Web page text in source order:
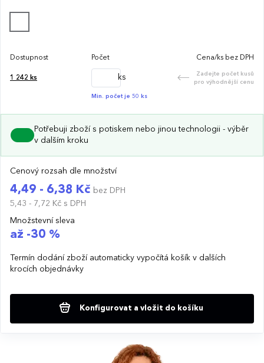
Dostupnost Počet Cena/ks bez DPH
1 242 ks ks
Zadejte počet kusů
pro výhodnější cenu
Min. počet je 50 ks
Potřebuji zboží s potiskem nebo jinou technologii - výběr
v dalším kroku
Cenový rozsah dle množství
4,49 - 6,38 Kč bez DPH
5,43 - 7,72 Kč s DPH
Množstevní sleva
až -30 %
Termín dodání zboží automaticky vypočítá košík v dalších
krocích objednávky
Konfigurovat a vložit do košíku